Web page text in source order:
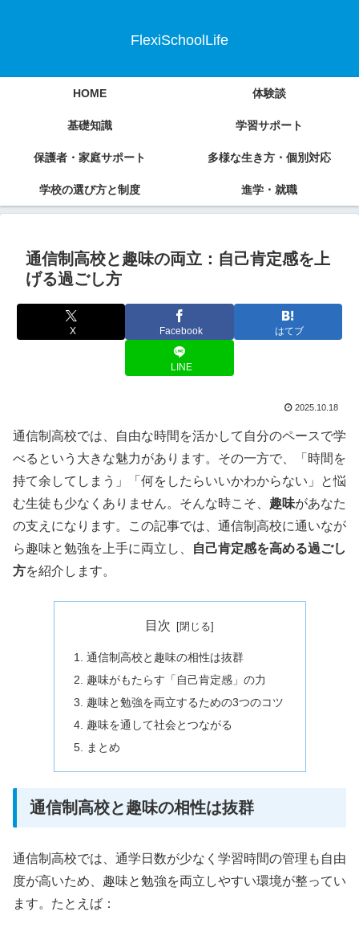
FlexiSchoolLife
HOME 体験談
基礎知識 学習サポート
保護者・家庭サポート 多様な生き方・個別対応
学校の選び方と制度 進学・就職
通信制高校と趣味の両立：自己肯定感を上
げる過ごし方
X Facebook はてブ
LINE
2025.10.18
通信制高校では、自由な時間を活かして自分のペースで学
べるという大きな魅力があります。その一方で、「時間を
持て余してしまう」「何をしたらいいかわからない」と悩
む生徒も少なくありません。そんな時こそ、 趣味があなた
の支えになります。この記事では、通信制高校に通いなが
ら趣味と勉強を上手に両立し、
自己肯定感を高める過ごし
方を紹介します。
目次
通信制高校と趣味の相性は抜群
趣味がもたらす「自己肯定感」の力
趣味と勉強を両立するための3つのコツ
趣味を通して社会とつながる
まとめ
通信制高校と趣味の相性は抜群
通信制高校では、通学日数が少なく学習時間の管理も自由
度が高いため、趣味と勉強を両立しやすい環境が整ってい
ます。たとえば：